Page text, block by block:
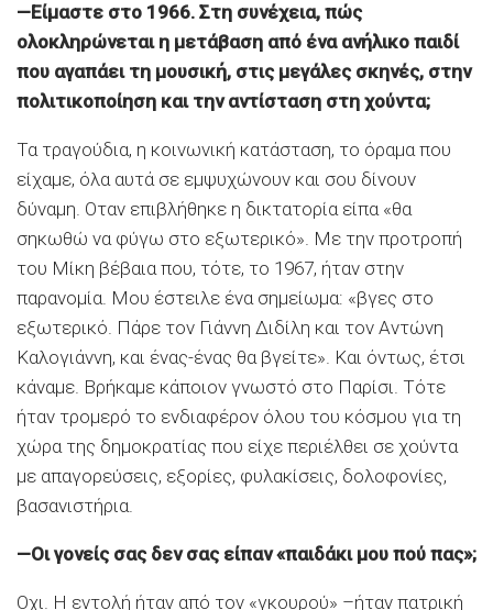
—Είμαστε στο 1966. Στη συνέχεια, πώς
ολοκληρώνεται η μετάβαση από ένα ανήλικο παιδί
που αγαπάει τη μουσική, στις μεγάλες σκηνές, στην
πολιτικοποίηση και την αντίσταση στη χούντα;
Τα τραγούδια, η κοινωνική κατάσταση, το όραμα που
είχαμε, όλα αυτά σε εμψυχώνουν και σου δίνουν
δύναμη. Οταν επιβλήθηκε η δικτατορία είπα «θα
σηκωθώ να φύγω στο εξωτερικό». Με την προτροπή
του Μίκη βέβαια που, τότε, το 1967, ήταν στην
παρανομία. Μου έστειλε ένα σημείωμα: «βγες στο
εξωτερικό. Πάρε τον Γιάννη Διδίλη και τον Αντώνη
Καλογιάννη, και ένας-ένας θα βγείτε». Και όντως, έτσι
κάναμε. Βρήκαμε κάποιον γνωστό στο Παρίσι. Τότε
ήταν τρομερό το ενδιαφέρον όλου του κόσμου για τη
χώρα της δημοκρατίας που είχε περιέλθει σε χούντα
με απαγορεύσεις, εξορίες, φυλακίσεις, δολοφονίες,
βασανιστήρια.
—Οι γονείς σας δεν σας είπαν «παιδάκι μου πού πας»;
Οχι. Η εντολή ήταν από τον «γκουρού» –ήταν πατρική